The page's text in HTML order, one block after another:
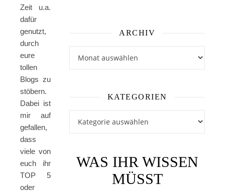
Zeit u.a.
dafür
genutzt,
durch
eure
tollen
Blogs zu
stöbern.
Dabei ist
mir auf
gefallen,
dass
viele von
euch ihr
TOP 5
oder
ARCHIV
KATEGORIEN
WAS IHR WISSEN
MÜSST